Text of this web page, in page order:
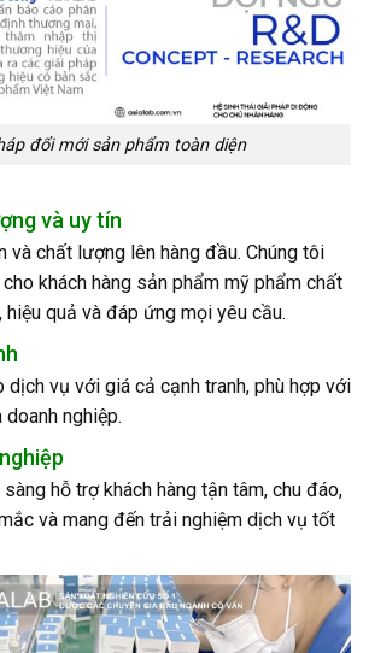
đổi mới sản phẩm toàn diện
và uy tín
và chất lượng lên hàng đầu. Chúng tôi
khách hàng sản phẩm mỹ phẩm chất
hiệu quả và đáp ứng mọi yêu cầu.
dịch vụ với giá cả cạnh tranh, phù hợp với
nghiệp.
hỗ trợ khách hàng tận tâm, chu đáo,
và mang đến trải nghiệm dịch vụ tốt